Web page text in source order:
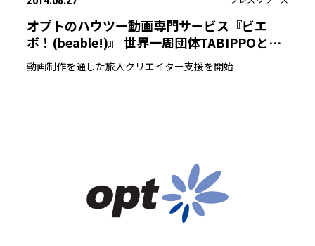
オプトのハウツー動画専門サービス『ビエ
ボ！(beable!)』 世界一周団体TABIPPOと旅
人クリエイター向け勉強会を開催
動画制作を通した旅人クリエイター支援を開始